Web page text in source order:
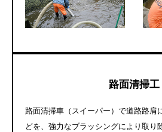
路面清掃工
路面清掃車（スイーパー）で道路路肩
どを、強力なブラッシングにより取り